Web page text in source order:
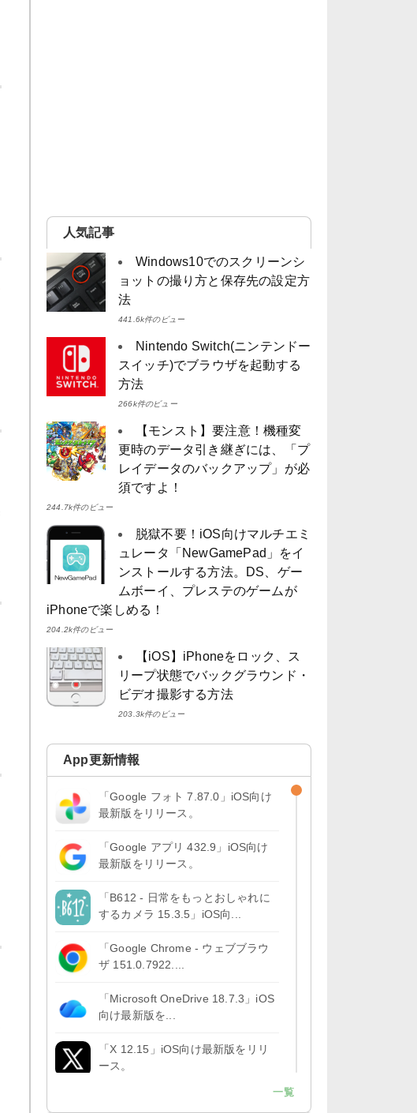
人気記事
Windows10でのスクリーンシ
ョットの撮り方と保存先の設定方
法
441.6k件のビュー
Nintendo Switch(ニンテンドー
スイッチ)でブラウザを起動する
方法
266k件のビュー
【モンスト】要注意！機種変
更時のデータ引き継ぎには、「プ
レイデータのバックアップ」が必
須ですよ！
244.7k件のビュー
脱獄不要！iOS向けマルチエミ
ュレータ「NewGamePad」をイ
ンストールする方法。DS、ゲー
ムボーイ、プレステのゲームが
iPhoneで楽しめる！
204.2k件のビュー
【iOS】iPhoneをロック、ス
リープ状態でバックグラウンド・
ビデオ撮影する方法
203.3k件のビュー
App更新情報
「Google フォト 7.87.0」iOS向け
最新版をリリース。
「Google アプリ 432.9」iOS向け
最新版をリリース。
「B612 - 日常をもっとおしゃれに
するカメラ 15.3.5」iOS向...
「Google Chrome - ウェブブラウ
ザ 151.0.7922....
「Microsoft OneDrive 18.7.3」iOS
向け最新版を...
「X 12.15」iOS向け最新版をリリ
ース。
一覧